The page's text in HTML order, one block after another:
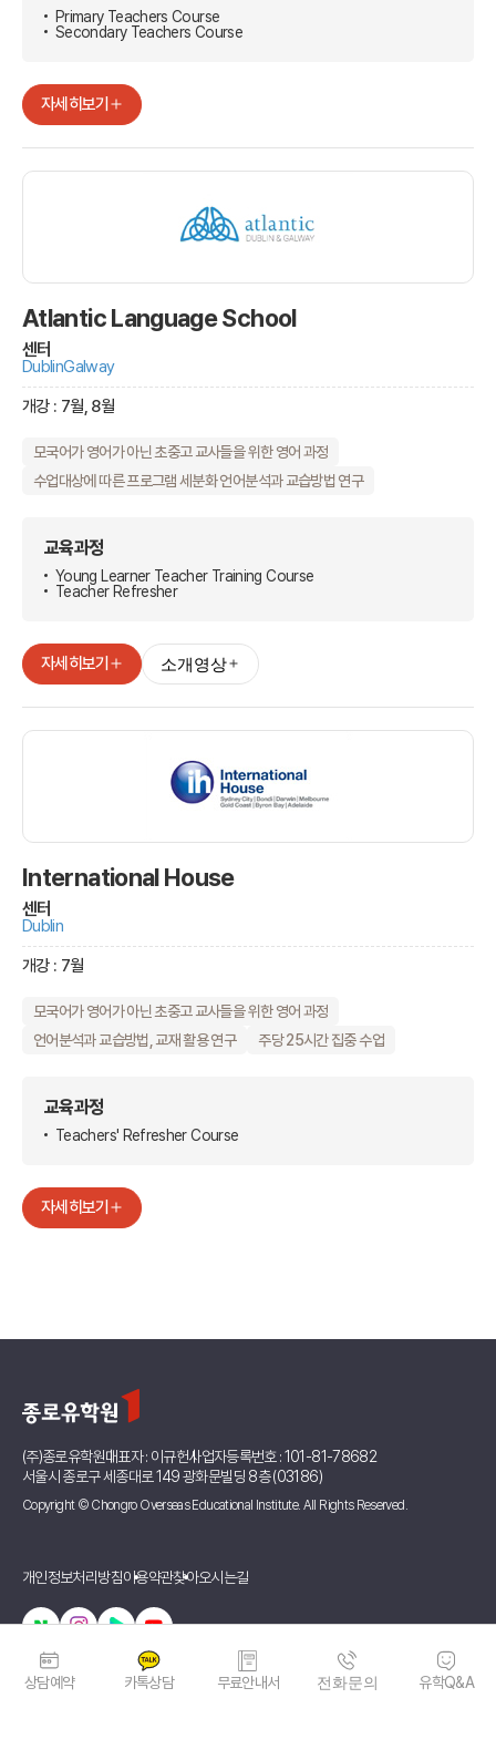
Primary Teachers Course
Secondary Teachers Course
자세히보기
Atlantic Language School
센터
DublinGalway
개강 : 7월, 8월
모국어가 영어가 아닌 초중고 교사들을 위한 영어 과정
수업대상에 따른 프로그램 세분화 언어분석과 교습방법 연구
교육과정
Young Learner Teacher Training Course
Teacher Refresher
자세히보기 소개영상
International House
센터
Dublin
개강 : 7월
모국어가 영어가 아닌 초중고 교사들을 위한 영어 과정
언어분석과 교습방법, 교재 활용 연구
주당 25시간 집중 수업
교육과정
Teachers' Refresher Course
자세히보기
상담예약 카톡상담 무료안내서 전화문의 유학Q&A
(주)종로유학원대표자 : 이규헌사업자등록번호 : 101-81-78682
서울시 종로구 세종대로 149 광화문빌딩 8층 (03186)
Copyright © Chongro Overseas Educational Institute. All Rights Reserved.
개인정보처리방침이용약관찾아오시는길